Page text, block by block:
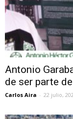
Antonio
de ser parte
Carlos Aira - 22 julio,